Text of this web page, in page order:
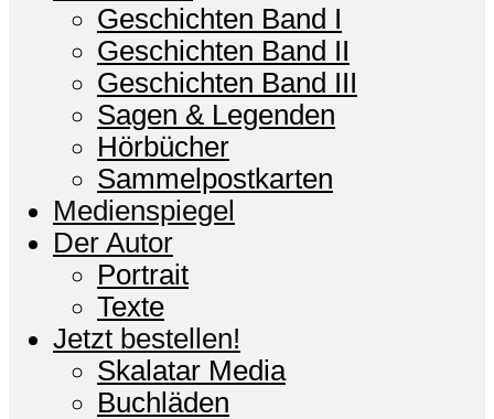
Geschichten Band I
Geschichten Band II
Geschichten Band III
Sagen & Legenden
Hörbücher
Sammelpostkarten
Medienspiegel
Der Autor
Portrait
Texte
Jetzt bestellen!
Skalatar Media
Buchläden